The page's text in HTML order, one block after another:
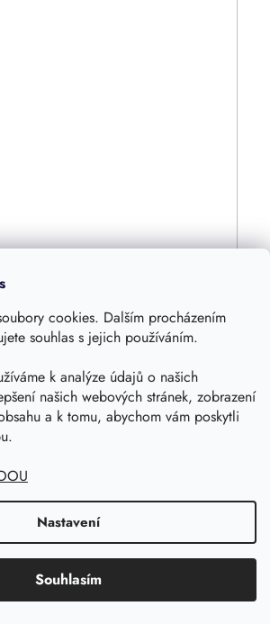
cookies. Dalším procházením
souhlas s jejich používáním.
k analýze údajů o našich
našich webových stránek, zobrazení
a k tomu, abychom vám poskytli
Nastavení
Souhlasím